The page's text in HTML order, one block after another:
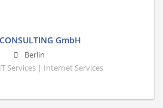
GmbH
Berlin
Services | Internet Services